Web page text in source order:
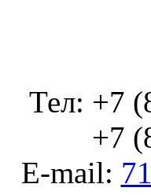
Тел: +7
+7
E-mail: